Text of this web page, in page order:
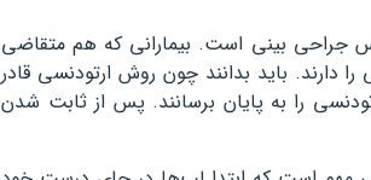
جراحی بینی است. بیمارانی که هم متقاضی
باید بدانند چون روش ارتودنسی قادر
را به پایان برسانند. پس از ثابت شدن